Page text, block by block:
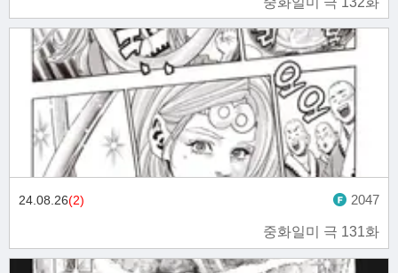
중화일미 극 131화
24.08.26(2) 2047